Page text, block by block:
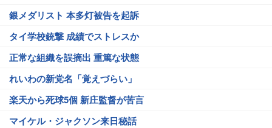
銀メダリスト 本多灯被告を起訴
タイ学校銃撃 成績でストレスか
正常な組織を誤摘出 重篤な状態
れいわの新党名「覚えづらい」
楽天から死球5個 新庄監督が苦言
マイケル・ジャクソン来日秘話